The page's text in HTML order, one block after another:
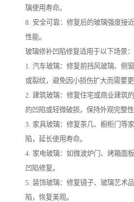
璃使用寿命。
8. 安全可靠：修复后的玻璃强度接
性能。
玻璃修补凹陷修复适用于以下场景：
1. 汽车玻璃：修复前挡风玻璃、侧
或裂纹，避免因小损伤扩大而需要更
2. 建筑玻璃：修复住宅或商业建筑
的凹陷或轻微破损，保持外观完整性
3. 家具玻璃：修复茶几、橱柜门等
陷，延长使用寿命。
4. 家电玻璃：如微波炉门、烤箱面
凹陷修复。
5. 装饰玻璃：修复镜子、玻璃艺术
陷，恢复美观。